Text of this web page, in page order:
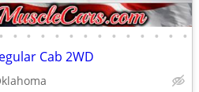
• • • • • • • • • • • • • •
Cab 2WD